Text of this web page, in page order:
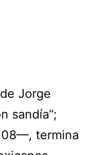
Jorge
sandía”;
termina